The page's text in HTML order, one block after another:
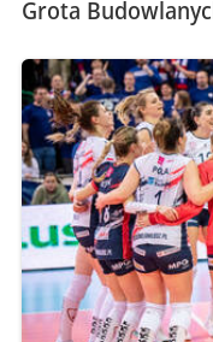
Grota